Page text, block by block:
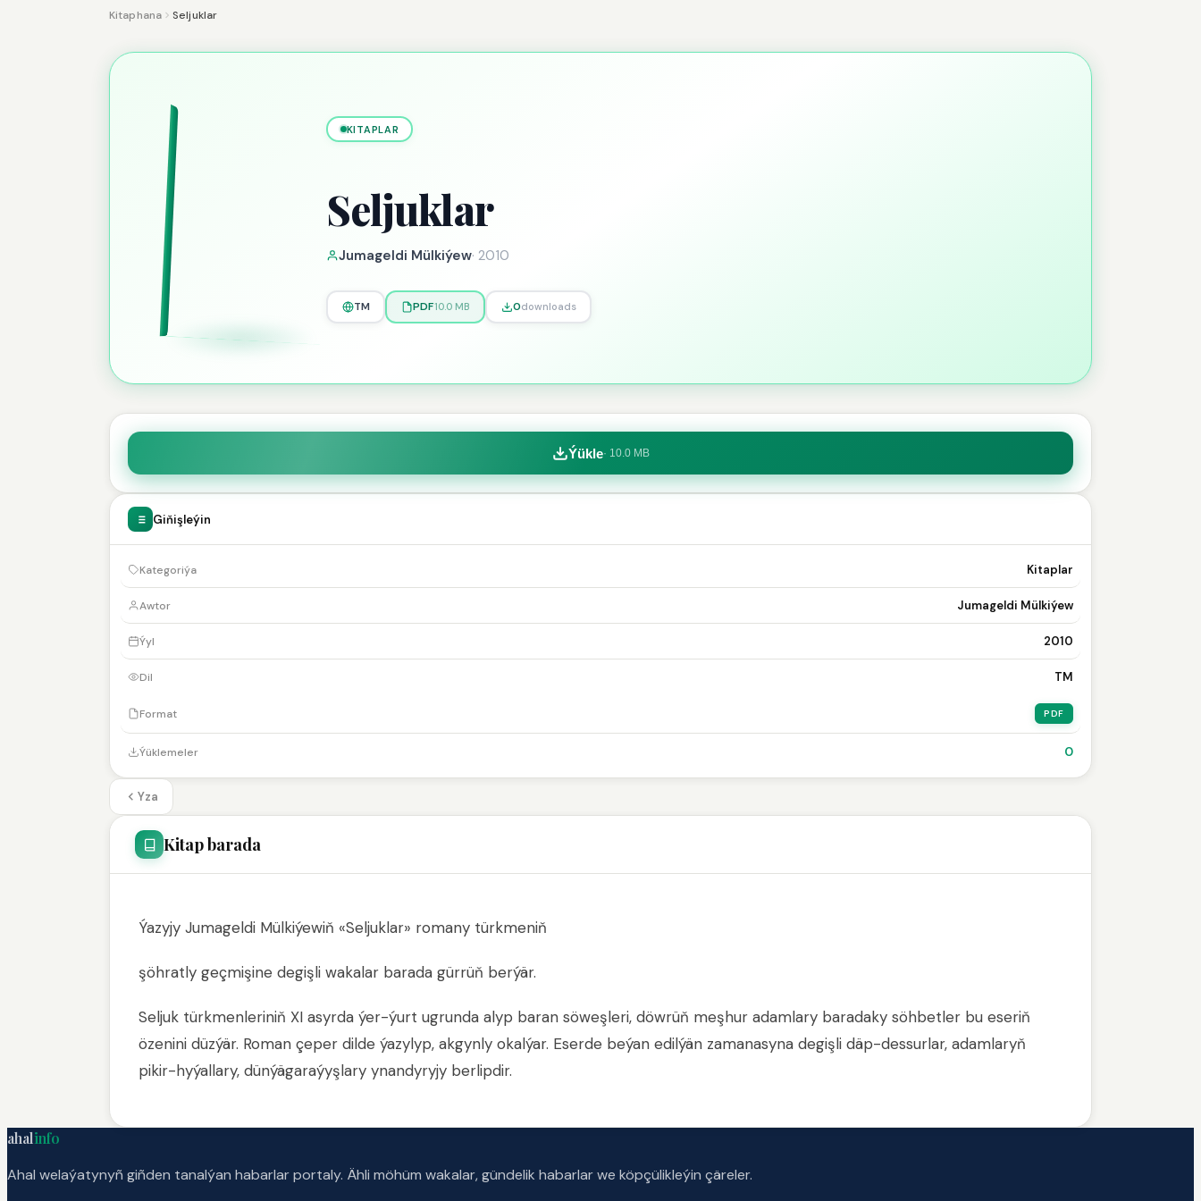
Kitaphana Seljuklar
KITAPLAR
Seljuklar
Jumageldi Mülkiýew· 2010
TM PDF10.0 MB 0downloads
Ýükle· 10.0 MB
Giňişleýin
Kategoriýa Kitaplar
Awtor Jumageldi Mülkiýew
Ýyl 2010
Dil TM
Format PDF
Ýüklemeler 0
Yza
Kitap barada
Ýazyjy Jumageldi Mülkiýewiň «Seljuklar» romany türkmeniň
şöhratly geçmişine degişli wakalar barada gürrüň berýär.
Seljuk türkmenleriniň XI asyrda ýer-ýurt ugrunda alyp baran söweşleri, döwrüň meşhur adamlary baradaky söhbetler bu eseriň
özenini düzýär. Roman çeper dilde ýazylyp, akgynly okalýar. Eserde beýan edilýän zamanasyna degişli däp-dessurlar, adamlaryň
pikir-hyýallary, dünýägaraýyşlary ynandyryjy berlipdir.
ahalinfo
Ahal welaýatynyñ giñden tanalýan habarlar portaly. Ähli möhüm wakalar, gündelik habarlar we köpçülikleýin çäreler.